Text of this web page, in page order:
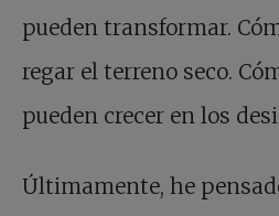
pueden transformar.
regar el terreno seco.
pueden crecer en los
Últimamente, he